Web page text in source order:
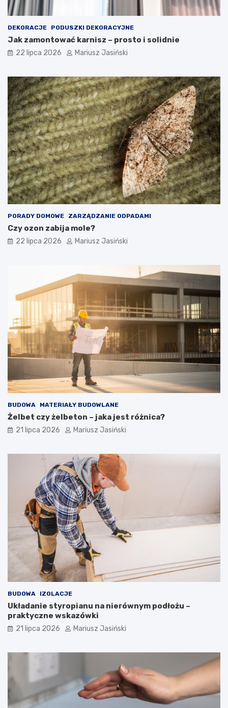
DEKORACJE PODUSZKI DEKORACYJNE
Jak zamontować karnisz – prosto i solidnie
22 lipca 2026 Mariusz Jasiński
PORADY DOMOWE ZARZĄDZANIE ODPADAMI
Czy ozon zabija mole?
22 lipca 2026 Mariusz Jasiński
BUDOWA MATERIAŁY BUDOWLANE
Żelbet czy żelbeton – jaka jest różnica?
21 lipca 2026 Mariusz Jasiński
BUDOWA IZOLACJE
Układanie styropianu na nierównym podłożu –
praktyczne wskazówki
21 lipca 2026 Mariusz Jasiński